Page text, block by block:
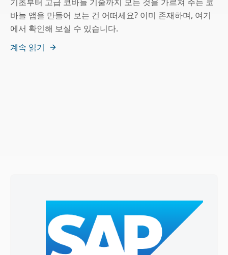
바늘 앱을 만들어 보는 건 어떠세요? 이미 존재하며, 여기
에서 확인해 보실 수 있습니다.
계속 읽기